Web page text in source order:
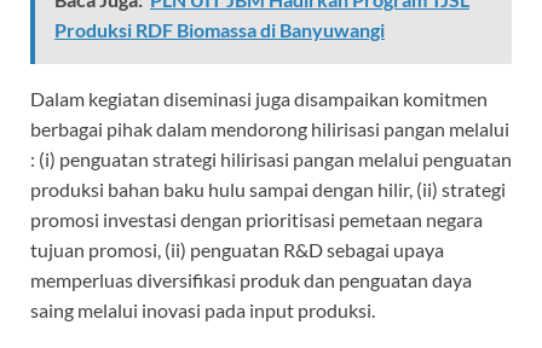
Produksi RDF Biomassa di Banyuwangi
Dalam kegiatan diseminasi juga disampaikan komitmen
berbagai pihak dalam mendorong hilirisasi pangan melalui
: (i) penguatan strategi hilirisasi pangan melalui penguatan
produksi bahan baku hulu sampai dengan hilir, (ii) strategi
promosi investasi dengan prioritisasi pemetaan negara
tujuan promosi, (ii) penguatan R&D sebagai upaya
memperluas diversifikasi produk dan penguatan daya
saing melalui inovasi pada input produksi.